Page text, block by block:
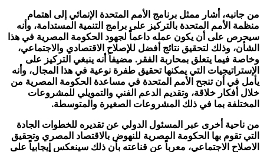
من جانبه، أشار ممثل برنامج الأمم المتحدة الإنمائي إلى اهتمام
منظمة الأمم المتحدة بالتركيز على برامج التنمية المستدامة، وأنه
سيحرص على أن يكون عمله داعماً لجهود الحكومة المصرية في هذا
الشأن، وذلك لتحقيق نتائج أفضل للإصلاح الاقتصادي والاجتماعي،
وخاصة فيما يتعلق بمحاربة الفقر. مضيفاً أنه ينبغي التركيز على
الإستراتيجيات التي يمكنها تحقيق طفرة نوعية في هذا المجال، وأنه
يأمل في أن تنجح الأمم المتحدة في مساعدة الحكومة المصرية من
خلال أفكار خلاقة، وتقديم الدعم الفني والتمويلي للمشروعات
المختلفة بما في ذلك المشروعات الصغيرة والمتوسطة.
من ناحية أخرى عبر المسئول الدولي عن تقديره للخطوات الجادة
التي تقوم بها الحكومة المصرية للنهوض بالاقتصاد المصري وتحقيق
الاصلاح الاجتماعي، معرباً عن قناعته بأن ذلك سينعكس إيجابياً على